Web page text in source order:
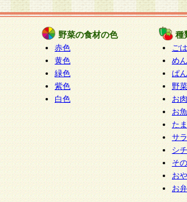
野菜の食材の色
赤色
黄色
緑色
紫色
白色
種
ご
めん
ぱん
野
お
お
た
サ
シ
そ
お
お